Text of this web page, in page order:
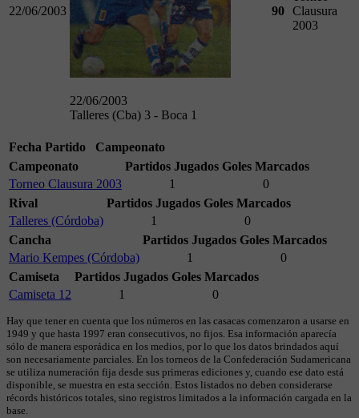
22/06/2003
22/06/2003
Talleres (Cba) 3 - Boca 1
90 Clausura
2003
Fecha Partido
Campeonato
Campeonato
Partidos Jugados Goles Marcados
Torneo Clausura 2003
1
0
Rival
Partidos Jugados Goles Marcados
Talleres (Córdoba)
1
0
Cancha
Partidos Jugados Goles Marcados
Mario Kempes (Córdoba)
1
0
Camiseta
Partidos Jugados Goles Marcados
Camiseta 12
1 0
Hay que tener en cuenta que los números en las casacas comenzaron a usarse en
1949 y que hasta 1997 eran consecutivos, no fijos. Esa información aparecía
sólo de manera esporádica en los medios, por lo que los datos brindados aquí
son necesariamente parciales. En los torneos de la Confederación Sudamericana
se utiliza numeración fija desde sus primeras ediciones y, cuando ese dato está
disponible, se muestra en esta sección. Estos listados no deben considerarse
récords históricos totales, sino registros limitados a la información cargada en la
base.